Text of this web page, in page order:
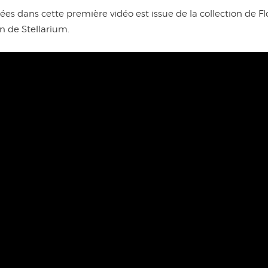
dans cette première vidéo est issue de la collection de
de Stellarium.